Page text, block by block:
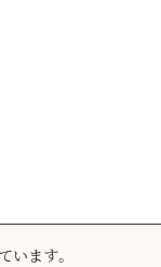
います。